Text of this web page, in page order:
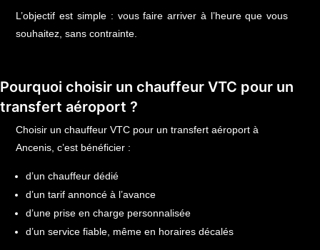
L’objectif est simple : vous faire arriver à l’heure que vous
souhaitez, sans contrainte.
Pourquoi choisir un chauffeur VTC pour un
transfert aéroport ?
Choisir un chauffeur VTC pour un transfert aéroport à
Ancenis, c’est bénéficier :
d’un chauffeur dédié
d’un tarif annoncé à l’avance
d’une prise en charge personnalisée
d’un service fiable, même en horaires décalés